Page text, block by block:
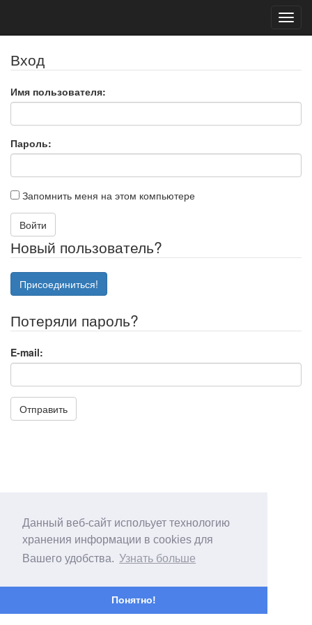
Данный веб-сайт испольует технологию
хранения информации в cookies для
Вашего удобства. Узнать больше
Понятно!
Вход
Имя пользователя:
Пароль:
Запомнить меня на этом компьютере
Войти
Новый пользователь?
Присоединиться!
Потеряли пароль?
E-mail:
Отправить